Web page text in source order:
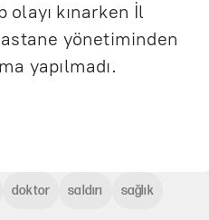
olayı kınarken İl
yönetiminden
yapılmadı.
doktor saldırı sağlık